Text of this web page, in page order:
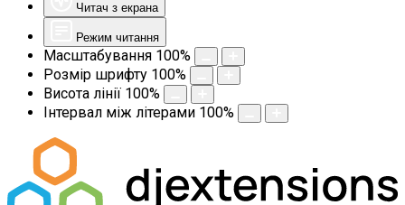
Читач з екрана
Режим читання
Масштабування 100%
Розмір шрифту 100%
Висота лінії 100%
Інтервал між літерами 100%